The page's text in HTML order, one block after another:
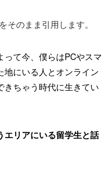
そのまま引用します。
って今、僕らはPCやスマ
にいる人とオンライン
きちゃう時代に生きてい
エリアにいる留学生と話